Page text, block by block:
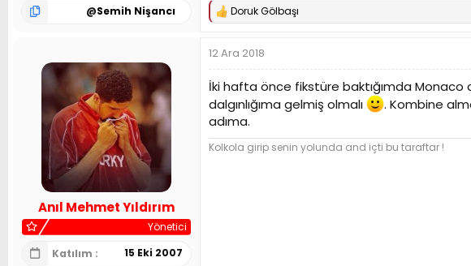
@Semih Nişancı
T
k
i
l
e
r
:
Doruk Gölbaşı
Anıl Mehmet Yıldırım
Yönetici
Katılım
15 Eki 2007
12 Ara 2018
İki hafta önce fikstüre baktığımda
dalgınlığıma gelmiş olmalı
. Kombine
adıma.
Kolkola girip senin yolunda and içti bu taraftar !